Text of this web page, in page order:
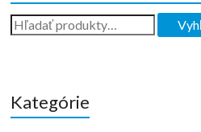
Kategórie